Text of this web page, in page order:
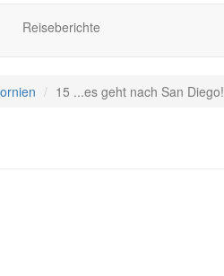
Reiseberichte
15 ...es geht nach San Diego!